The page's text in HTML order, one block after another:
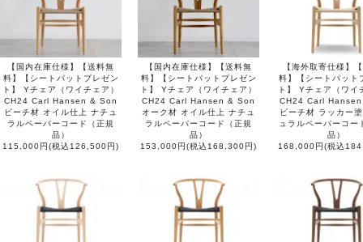
【国内在庫仕様】【送料無
料】【シートパットプレゼン
ト】 Yチェア（ワイチェア）
CH24 Carl Hansen & Son
ビーチ材 オイル仕上 ナチュ
ラルペーパーコード（正規
品）
115,000円(税込126,500円)
【国内在庫仕様】【送料無
料】【シートパットプレゼン
ト】 Yチェア（ワイチェア）
CH24 Carl Hansen & Son
オーク材 オイル仕上 ナチュ
ラルペーパーコード（正規
品）
153,000円(税込168,300円)
【海外取寄仕様】
料】【シートパット
ト】 Yチェア（ワイ
CH24 Carl
ビーチ材 ラッカー
ュラルペーパーコー
品）
168,000円(税込